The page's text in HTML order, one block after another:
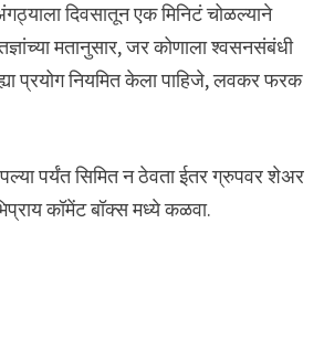
दिवसातून एक मिनिटं चोळल्याने
मतानुसार, जर कोणाला श्वसनसंबंधी
प्रयोग नियमित केला पाहिजे, लवकर फरक
पर्यंत सिमित न ठेवता ईतर ग्रुपवर शेअर
कॉमेंट बॉक्स मध्ये कळवा.